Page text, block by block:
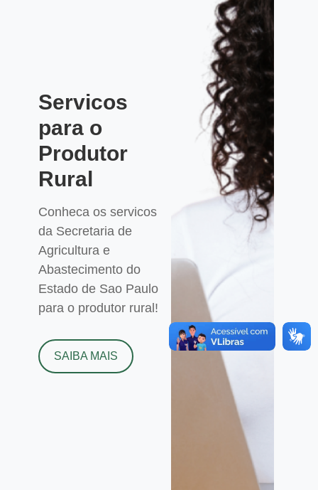
Servicos
para o
Produtor
Rural
Conheca os servicos
da Secretaria de
Agricultura e
Abastecimento do
Estado de Sao Paulo
para o produtor rural!
SAIBA MAIS